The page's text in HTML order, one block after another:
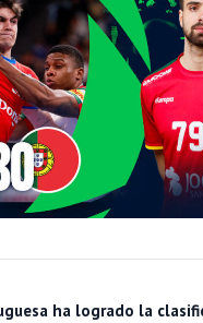
ha logrado la